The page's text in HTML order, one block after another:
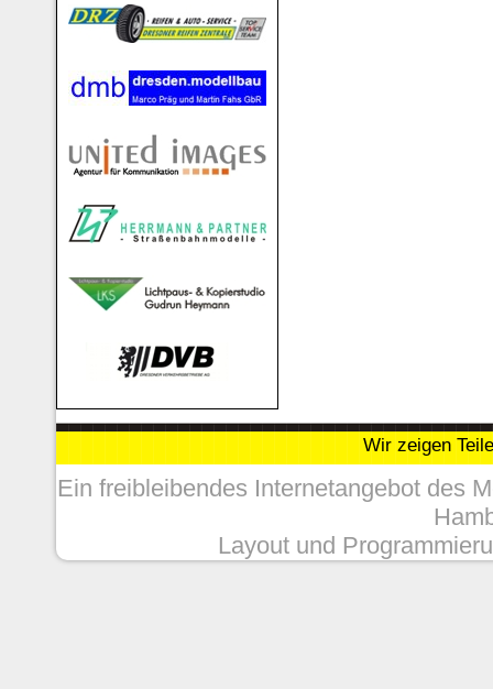
Wir zeigen
Ein freibleibendes Internetangebot des
Layout und